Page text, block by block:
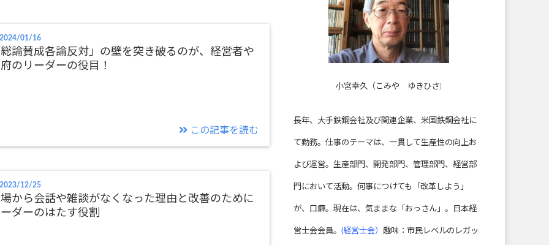
01/16
論賛成各論反対」の壁を突き破るのが、経営者や
のリーダーの役目！
この記事を読む
12/25
から会話や雑談がなくなった理由と改善のために
ダーのはたす役割
小宮幸久（こみや ゆきひさ)
長年、大手鉄鋼会社及び関連企業、米国鉄鋼会社に
て勤務。仕事のテーマは、一貫して生産性の向上お
よび運営。生産部門、開発部門、管理部門、経営部
門において活動。何事につけても「改革しよう」
が、口癖。現在は、気ままな「おっさん」。日本経
営士会会員。 (経営士会） 趣味：市民レベルのレガッ